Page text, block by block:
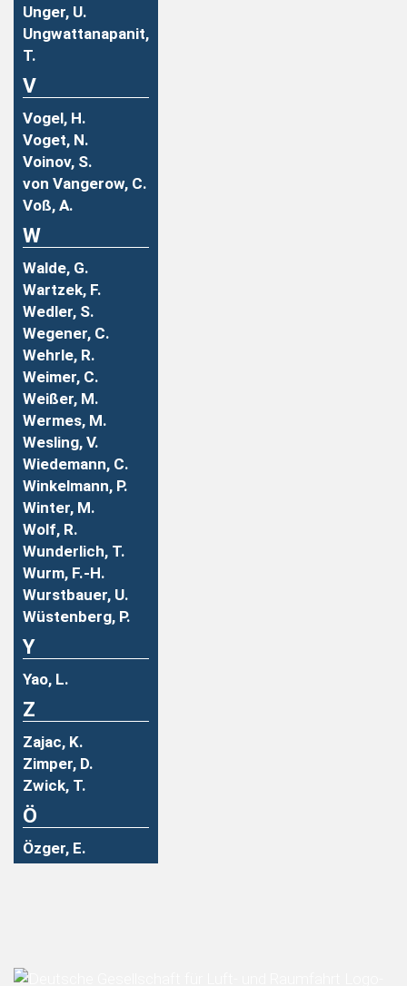
Unger, U.
Ungwattanapanit,
T.
V
Vogel, H.
Voget, N.
Voinov, S.
von Vangerow, C.
Voß, A.
W
Walde, G.
Wartzek, F.
Wedler, S.
Wegener, C.
Wehrle, R.
Weimer, C.
Weißer, M.
Wermes, M.
Wesling, V.
Wiedemann, C.
Winkelmann, P.
Winter, M.
Wolf, R.
Wunderlich, T.
Wurm, F.-H.
Wurstbauer, U.
Wüstenberg, P.
Y
Yao, L.
Z
Zajac, K.
Zimper, D.
Zwick, T.
Ö
Özger, E.